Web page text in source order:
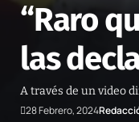
“Raro
las
A través de un video
28 Febrero, 2024